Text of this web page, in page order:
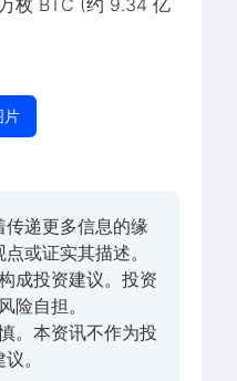
枚 BTC (约 9.34 亿
片
递更多信息的缘
或证实其描述。
成投资建议。投资
险自担。
。本资讯不作为投
。